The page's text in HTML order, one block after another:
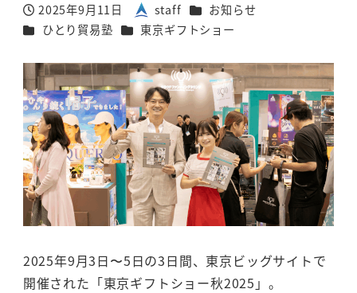
投稿日
2025年9月11日
著
者
staff カテゴリー
お知らせ
カテゴリー
ひとり貿易塾 カテゴリー
東京ギフトショー
2025年9月3日〜5日の3日間、東京ビッグサイトで
開催された「東京ギフトショー秋2025」。